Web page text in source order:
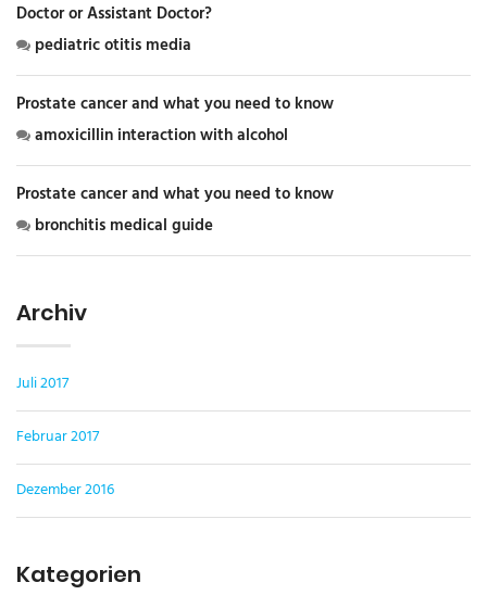
Doctor or Assistant Doctor?
pediatric otitis media
Prostate cancer and what you need to know
amoxicillin interaction with alcohol
Prostate cancer and what you need to know
bronchitis medical guide
Archiv
Juli 2017
Februar 2017
Dezember 2016
Kategorien